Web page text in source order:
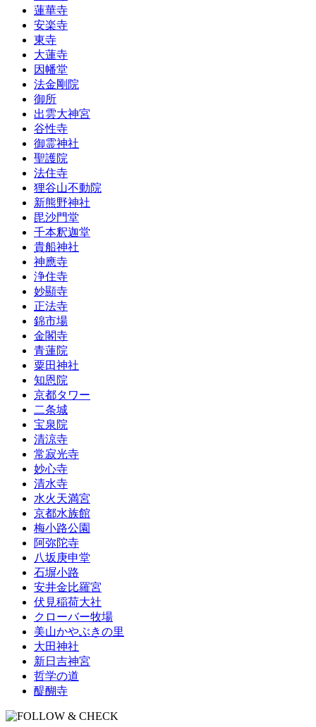
蓮華寺
安楽寺
東寺
大蓮寺
因幡堂
法金剛院
御所
出雲大神宮
谷性寺
御霊神社
聖護院
法住寺
狸谷山不動院
新熊野神社
毘沙門堂
千本釈迦堂
貴船神社
神應寺
浄住寺
妙顯寺
正法寺
錦市場
金閣寺
青蓮院
粟田神社
知恩院
京都タワー
二条城
宝泉院
清涼寺
常寂光寺
妙心寺
清水寺
水火天満宮
京都水族館
梅小路公園
阿弥陀寺
八坂庚申堂
石塀小路
安井金比羅宮
伏見稲荷大社
クローバー牧場
美山かやぶきの里
大田神社
新日吉神宮
哲学の道
醍醐寺